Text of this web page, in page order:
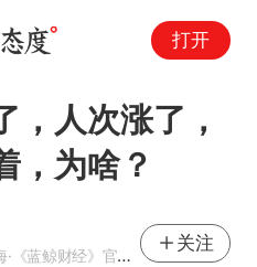
打开
，人次涨了，
，为啥？
·《蓝鲸财经》官方网易号
关注